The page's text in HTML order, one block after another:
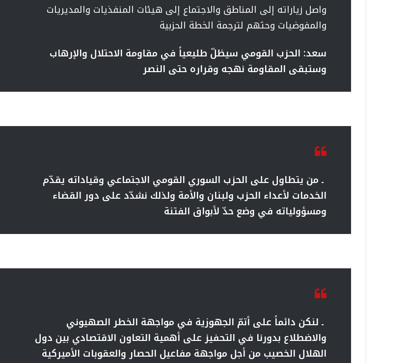
واصل زياراته إلى المناطق والاجتماع إلى هيئات المنفذيات والمديريات
والمفوضيات وحثهم لترجمة الخطة الحزبية
سعد: الحزب القومي سيظلّ طليعياً في مقاومة الاحتلال والإرهاب
وستبقى المقاومة نهجه وقراره حتى النصر
ـ من يتطاول على الحزب السوري القومي الاجتماعي وقياداته يقدّم
الخدمات لأعداء الحزب ولبنان والأمة ولذلك نشدّد على دور القضاء
ومسؤولياته في وضع حدّ لأبواق الفتنة
ـ لنكن دائماً على أتمّ الجهوزية في مواجهة الخطر الصهيوني
والاضطلاع بدورنا في التحفيز على أهمية التعاون الاقتصادي بين دول
الهلال الخصيب من أجل مواجهة مفاعيل الحصار والعقوبات الأميركية